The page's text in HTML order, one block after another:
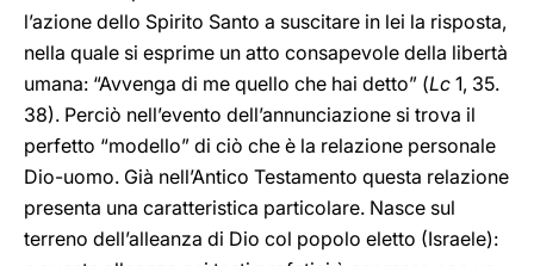
l’azione dello Spirito Santo a suscitare in lei la risposta,
nella quale si esprime un atto consapevole della libertà
umana: “Avvenga di me quello che hai detto” (Lc 1, 35.
38). Perciò nell’evento dell’annunciazione si trova il
perfetto “modello” di ciò che è la relazione personale
Dio-uomo. Già nell’Antico Testamento questa relazione
presenta una caratteristica particolare. Nasce sul
terreno dell’alleanza di Dio col popolo eletto (Israele):